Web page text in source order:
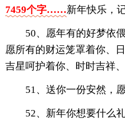
7459个字……新年快乐，
50、愿年有的好梦依
愿所有的财运笼罩着你、
吉星呵护着你、时时吉祥
51、送你一份安然，
52、新年你想要什么